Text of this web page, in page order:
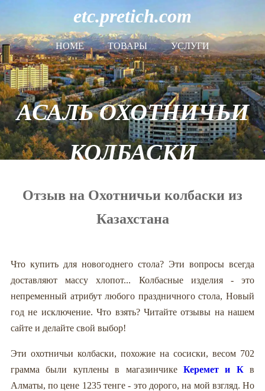
etc.pretich.com
HOME ТОВАРЫ УСЛУГИ
АСАЛЬ ОХОТНИЧЬИ
КОЛБАСКИ
Отзыв на Охотничьи колбаски из
Казахстана
Что купить для новогоднего стола? Эти вопросы всегда
доставляют массу хлопот... Колбасные изделия - это
непременный атрибут любого праздничного стола, Новый
год не исключение. Что взять? Читайте отзывы на нашем
сайте и делайте свой выбор!
Эти охотничьи колбаски, похожие на сосиски, весом 702
грамма были куплены в магазинчике Керемет и Кв
Алматы, по цене 1235 тенге - это дорого, на мой взгляд. Но